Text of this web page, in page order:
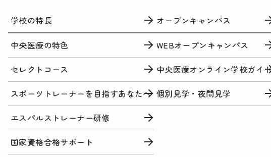
学校の特長
中央医療の特色
セレクトコース
スポーツトレーナーを目指すあなたへ
エスパルストレーナー研修
国家資格合格サポート
オープンキャンパス
WEBオープンキャンパス
中央医療オンライン学校ガイ
個別見学・夜間見学